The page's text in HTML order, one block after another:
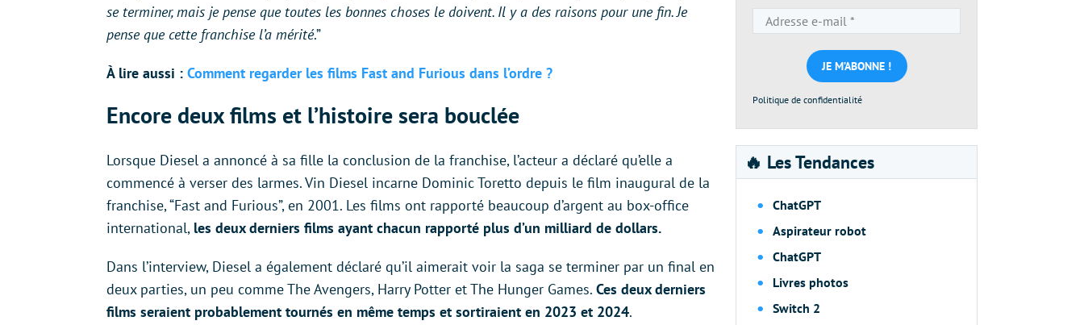
se terminer, mais je pense que toutes les bonnes choses le doivent. Il y a des raisons pour une fin. Je
pense que cette franchise l’a mérité.”
À lire aussi : Comment regarder les films Fast and Furious dans l’ordre ?
Encore deux films et l’histoire sera bouclée
Lorsque Diesel a annoncé à sa fille la conclusion de la franchise, l’acteur a déclaré qu’elle a
commencé à verser des larmes. Vin Diesel incarne Dominic Toretto depuis le film inaugural de la
franchise, “Fast and Furious”, en 2001. Les films ont rapporté beaucoup d’argent au box-office
international, les deux derniers films ayant chacun rapporté plus d’un milliard de dollars.
Dans l’interview, Diesel a également déclaré qu’il aimerait voir la saga se terminer par un final en
deux parties, un peu comme The Avengers, Harry Potter et The Hunger Games. Ces deux derniers
films seraient probablement tournés en même temps et sortiraient en 2023 et 2024.
e-
mail
*
Politique de confidentialité
🔥 Les Tendances
ChatGPT
Aspirateur robot
ChatGPT
Livres photos
Switch 2